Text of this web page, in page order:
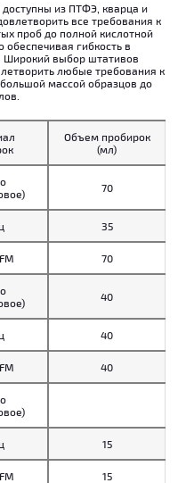
доступны из ПТФЭ, кварца и
все требования к
проб до полной кислотной
гибкость в
Широкий выбор штативов
любые требования к
массой образцов до
Объем пробирок
(мл)
70
35
70
40
40
40
15
15